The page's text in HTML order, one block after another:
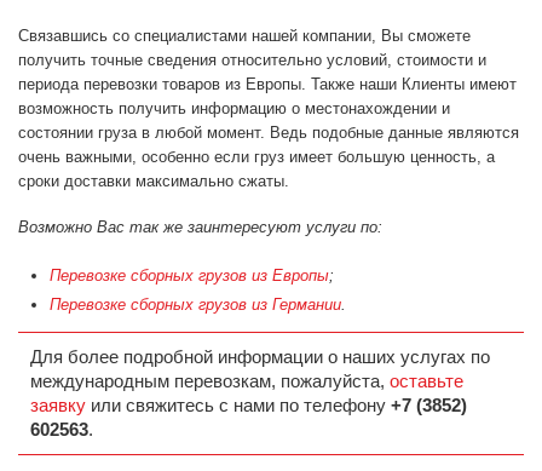
Связавшись со специалистами нашей компании, Вы сможете
получить точные сведения относительно условий, стоимости и
периода перевозки товаров из Европы. Также наши Клиенты имеют
возможность получить информацию о местонахождении и
состоянии груза в любой момент. Ведь подобные данные являются
очень важными, особенно если груз имеет большую ценность, а
сроки доставки максимально сжаты.
Возможно Вас так же заинтересуют услуги по:
Перевозке сборных грузов из Европы;
Перевозке сборных грузов из Германии.
Для более подробной информации о наших услугах по
международным перевозкам, пожалуйста, оставьте
заявку или свяжитесь с нами по телефону +7 (3852)
602563.